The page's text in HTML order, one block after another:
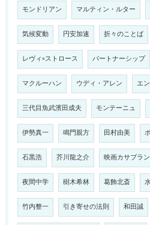
モンドリアン マルティン・ルター
気候変動 円安加速 折々のことば
レヴィ=ストロース パートナーシップ
マクルーハン ウディ・アレン エ
三代目魚武濱田成夫 モンテーニュ
伊勢真一 鳴門親方 田村由美
石黒浩 芥川龍之介 映画カサブラ
夜間中学 樹木希林 葛飾北斎
竹内整一 引き寄せの法則 和田誠